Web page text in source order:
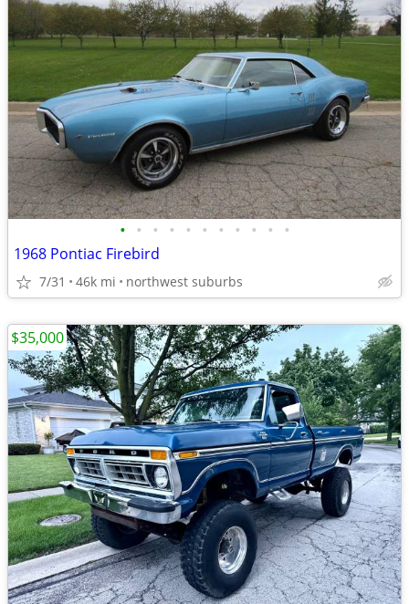
• • • • • • • • • • •
1968 Pontiac Firebird
7/31 46k mi northwest suburbs
$35,000